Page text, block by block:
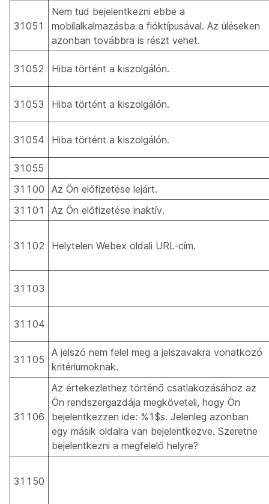
31051
Nem tud bejelentkezni ebbe a
mobilalkalmazásba a fióktípusával. Az üléseken
azonban továbbra is részt vehet.
31052 Hiba történt a kiszolgálón.
31053 Hiba történt a kiszolgálón.
31054 Hiba történt a kiszolgálón.
31055
31100
Az Ön előfizetése lejárt.
31101
Az Ön előfizetése inaktív.
31102 Helytelen Webex oldali URL-cím.
31103
31104
31105
A jelszó nem felel meg a jelszavakra vonatkozó
kritériumoknak.
31106
Az értekezlethez történő csatlakozásához az
Ön rendszergazdája megköveteli, hogy Ön
bejelentkezzen ide: %1$s. Jelenleg azonban
egy másik oldalra van bejelentkezve. Szeretne
bejelentkezni a megfelelő helyre?
31150